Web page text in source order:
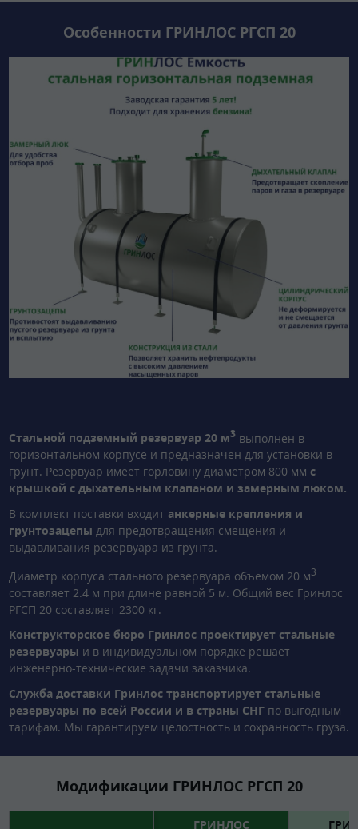
Особенности ГРИНЛОС РГСП 20
Стальной подземный резервуар 20 м3 выполнен в
горизонтальном корпусе и предназначен для установки в
грунт. Резервуар имеет горловину диаметром 800 мм с
крышкой с дыхательным клапаном и замерным люком.
В комплект поставки входит анкерные крепления и
грунтозацепы для предотвращения смещения и
выдавливания резервуара из грунта.
Диаметр корпуса стального резервуара объемом 20 м3
составляет 2.4 м при длине равной 5 м. Общий вес Гринлос
РГСП 20 составляет 2300 кг.
Конструкторское бюро Гринлос проектирует стальные
резервуары и в индивидуальном порядке решает
инженерно-технические задачи заказчика.
Служба доставки Гринлос транспортирует стальные
резервуары по всей России и в страны СНГ по выгодным
тарифам. Мы гарантируем целостность и сохранность груза.
Модификации ГРИНЛОС РГСП 20
ГРИНЛОС